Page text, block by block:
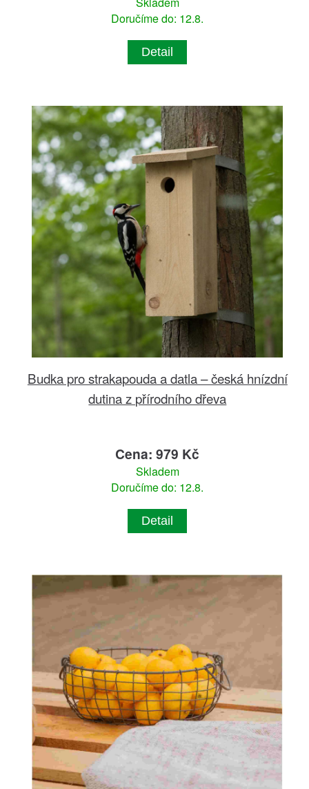
Doručíme do: 12.8.
Detail
Budka pro strakapouda a datla – česká hnízdní
dutina z přírodního dřeva
Cena: 979 Kč
Skladem
Doručíme do: 12.8.
Detail